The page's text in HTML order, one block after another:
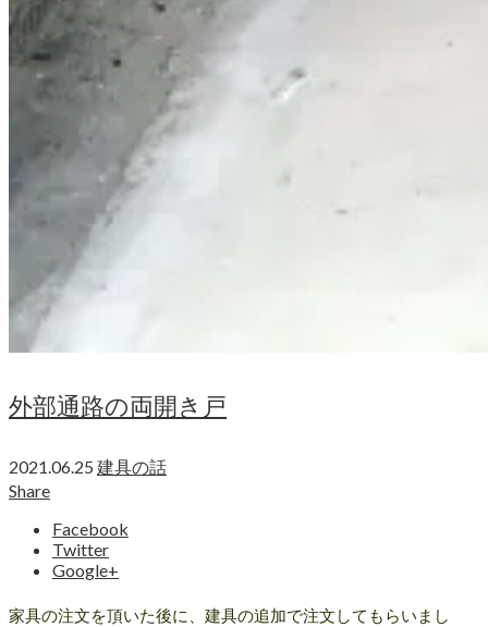
外部通路の両開き戸
2021.06.25 建具の話
Share
Facebook
Twitter
Google+
家具の注文を頂いた後に、建具の追加で注文してもらいまし